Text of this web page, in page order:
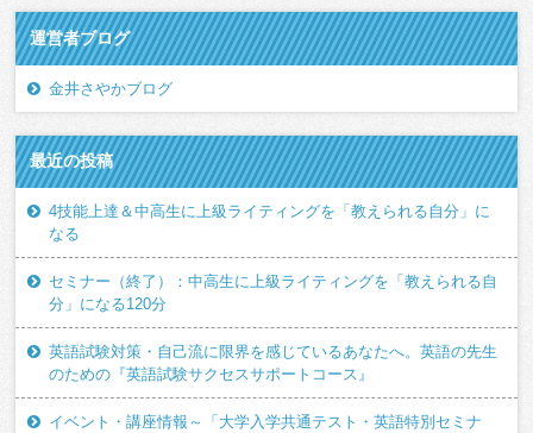
運営者ブログ
金井さやかブログ
最近の投稿
4技能上達＆中高生に上級ライティングを「教えられる自分」に
なる
セミナー（終了）：中高生に上級ライティングを「教えられる自
分」になる120分
英語試験対策・自己流に限界を感じているあなたへ。英語の先生
のための『英語試験サクセスサポートコース』
イベント・講座情報～「大学入学共通テスト・英語特別セミナ